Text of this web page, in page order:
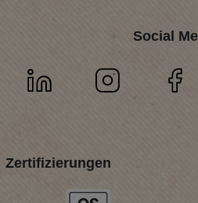
Social
Zertifizierungen